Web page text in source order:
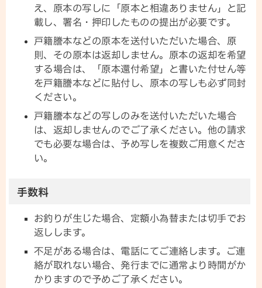
え、原本の写しに「原本と相違ありません」と記
載し、署名・押印したものの提出が必要です。
戸籍謄本などの原本を送付いただいた場合、原
則、その原本は返却しません。原本の返却を希望
する場合は、「原本還付希望」と書いた付せん等
を戸籍謄本などに貼付し、原本の写しも必ず同封
ください。
戸籍謄本などの写しのみを送付いただいた場合
は、返却しませんのでご了承ください。他の請求
でも必要な場合は、予め写しを複数ご用意くださ
い。
手数料
お釣りが生じた場合、定額小為替または切手でお
返しします。
不足がある場合は、電話にてご連絡します。ご連
絡が取れない場合、発行までに通常より時間がか
かりますので予めご了承ください。